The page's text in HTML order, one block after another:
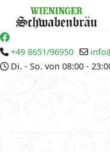
+49 8651/96950
Di. - So. von 08:00 -